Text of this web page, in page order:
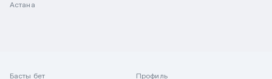
Астана
Басты бет
Профиль